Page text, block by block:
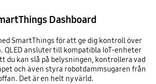
Dashboard
SmartThings för att ge dig kontroll över
QLED ansluter till kompatibla IoT-enheter
du kan slå på belysningen, kontrollera vad
och även styra robotdammsugaren från
Det är en helt ny värld.